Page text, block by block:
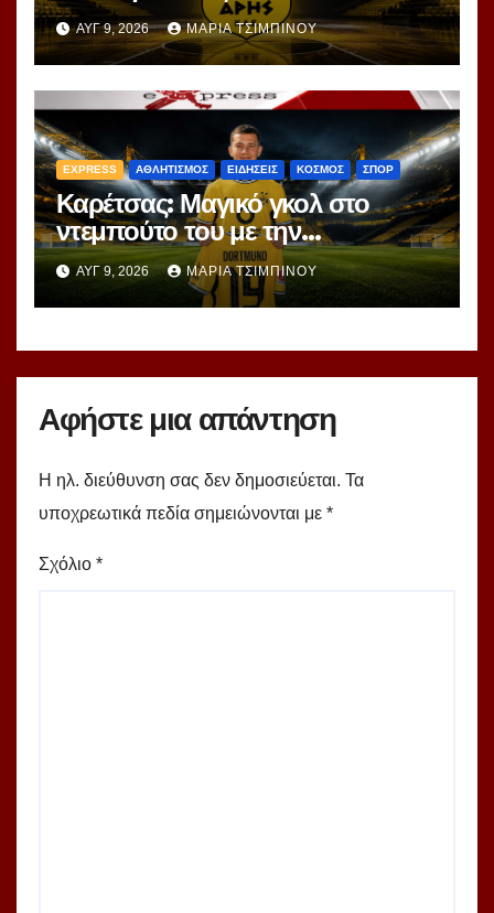
πρόγραμμα
ΑΥΓ 9, 2026 ΜΑΡΊΑ ΤΣΙΜΠΙΝΟΎ
EXPRESS ΑΘΛΗΤΙΣΜΟΣ ΕΙΔΗΣΕΙΣ ΚΟΣΜΟΣ ΣΠΟΡ
Καρέτσας: Μαγικό γκολ στο
ντεμπούτο του με την
Ντόρτμουντ!
ΑΥΓ 9, 2026 ΜΑΡΊΑ ΤΣΙΜΠΙΝΟΎ
Αφήστε μια απάντηση
Η ηλ. διεύθυνση σας δεν δημοσιεύεται. Τα
υποχρεωτικά πεδία σημειώνονται με *
Σχόλιο *